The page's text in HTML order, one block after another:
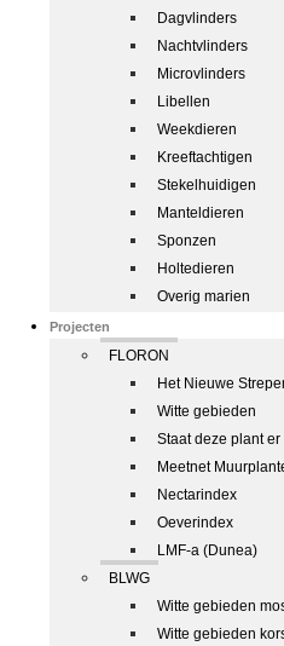
Dagvlinders
Nachtvlinders
Microvlinders
Libellen
Weekdieren
Kreeftachtigen
Stekelhuidigen
Manteldieren
Sponzen
Holtedieren
Overig marien
Projecten
FLORON
Het Nieuwe
Witte gebieden
Staat deze plant
Meetnet
Nectarindex
Oeverindex
LMF-a (Dunea)
BLWG
Witte gebieden
Witte gebieden